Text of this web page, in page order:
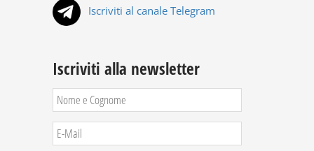
Iscriviti al canale Telegram
Iscriviti alla newsletter